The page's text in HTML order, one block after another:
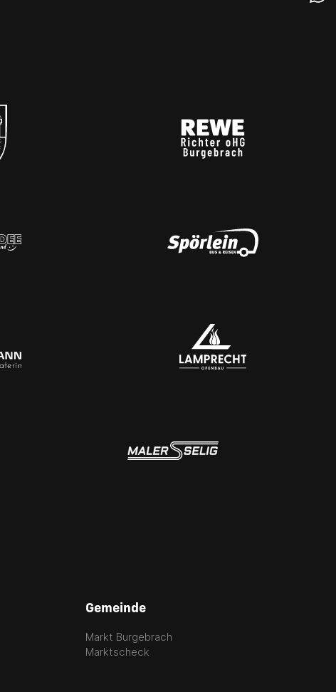
Gemeinde
Markt Burgebrach
Marktscheck